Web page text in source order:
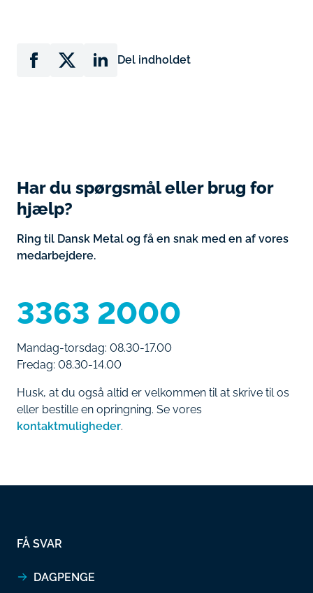
Del indholdet
Har du spørgsmål eller brug for
hjælp?
Ring til Dansk Metal og få en snak med en af vores
medarbejdere.
3363 2000
Mandag-torsdag: 08.30-17.00
Fredag: 08.30-14.00
Husk, at du også altid er velkommen til at skrive til os
eller bestille en opringning. Se vores
kontaktmuligheder.
FÅ SVAR
DAGPENGE